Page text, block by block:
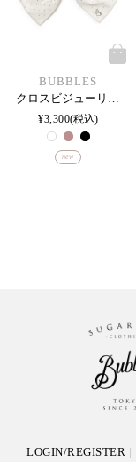
BUBBLES
クロスビジューリボンバレッタ
¥3,300 税込
new
LOGIN/REGISTER